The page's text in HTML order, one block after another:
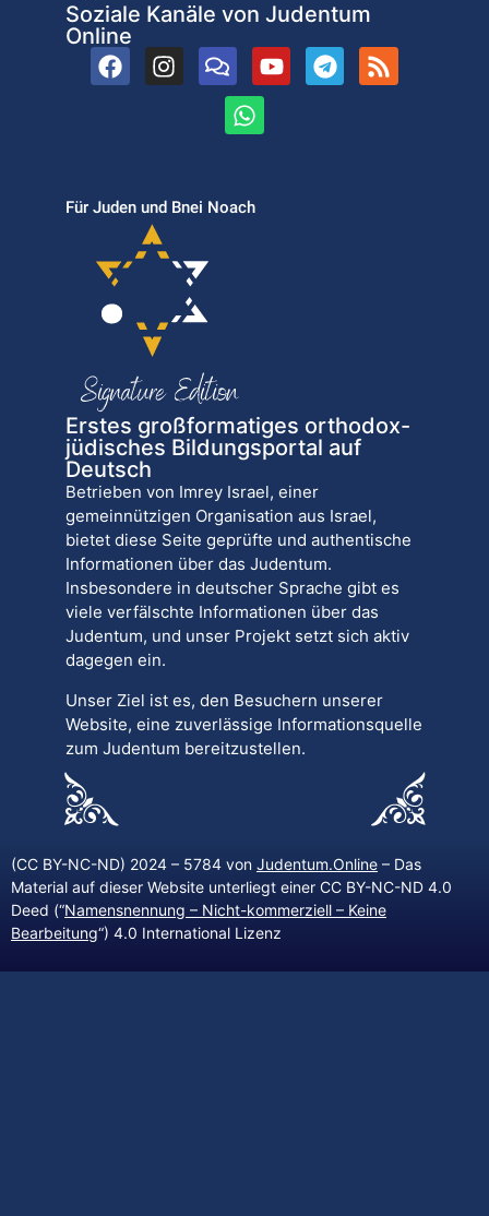
Soziale Kanäle von Judentum
Online
Für Juden und Bnei Noach
Erstes großformatiges orthodox-
jüdisches Bildungsportal auf
Deutsch
Betrieben von Imrey Israel, einer
gemeinnützigen Organisation aus Israel,
bietet diese Seite geprüfte und authentische
Informationen über das Judentum.
Insbesondere in deutscher Sprache gibt es
viele verfälschte Informationen über das
Judentum, und unser Projekt setzt sich aktiv
dagegen ein.
Unser Ziel ist es, den Besuchern unserer
Website, eine zuverlässige Informationsquelle
zum Judentum bereitzustellen.
(CC BY-NC-ND) 2024 – 5784 von Judentum.Online – Das
Material auf dieser Website unterliegt einer CC BY-NC-ND 4.0
Deed (“Namensnennung – Nicht-kommerziell – Keine
Bearbeitung“) 4.0 International Lizenz